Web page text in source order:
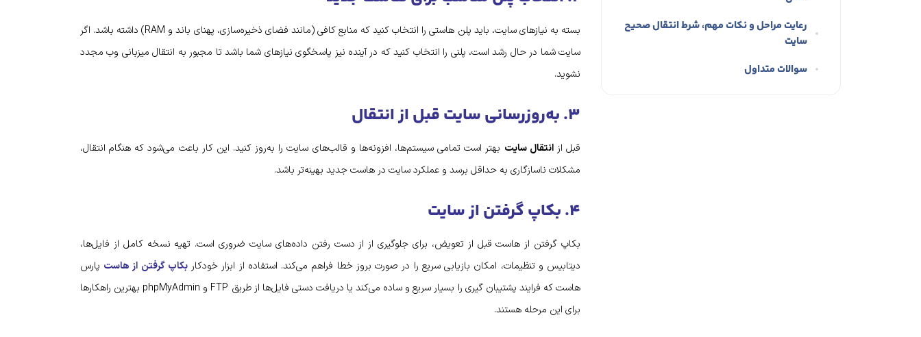
رعایت مراحل و نکات مهم، شرط انتقال صحیح
سایت
سوالات متداول
بسته به نیازهای سایت، باید پلن هاستی را انتخاب کنید که منابع کافی (مانند فضای ذخیره‌سازی، پهنای باند و RAM) داشته باشد. اگر
سایت شما در حال رشد است، پلنی را انتخاب کنید که در آینده نیز پاسخگوی نیازهای شما باشد تا مجبور به انتقال میزبانی وب مجدد
نشوید.
۳. به‌روزرسانی سایت قبل از انتقال
قبل ازانتقال سایت بهتر است تمامی سیستم‌ها، افزونه‌ها و قالب‌های سایت را به‌روز کنید. این کار باعث می‌شود که هنگام انتقال،
مشکلات ناسازگاری به حداقل برسد و عملکرد سایت در هاست جدید بهینه‌تر باشد.
۴. بکاپ گرفتن از سایت
بکاپ گرفتن از هاست قبل از تعویض، برای جلوگیری از از دست رفتن داده‌های سایت ضروری است. تهیه نسخه کامل از فایل‌ها،
دیتابیس و تنظیمات، امکان بازیابی سریع را در صورت بروز خطا فراهم می‌کند. استفاده از ابزار خودکاربکاپ گرفتن از هاست پارس
هاست که فرایند پشتیبان گیری را بسیار سریع و ساده می‌کند یا دریافت دستی فایل‌ها از طریق FTP و phpMyAdmin بهترین راهکارها
برای این مرحله هستند.